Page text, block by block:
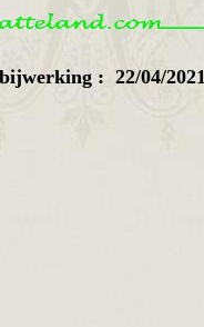
: 22/04/2021